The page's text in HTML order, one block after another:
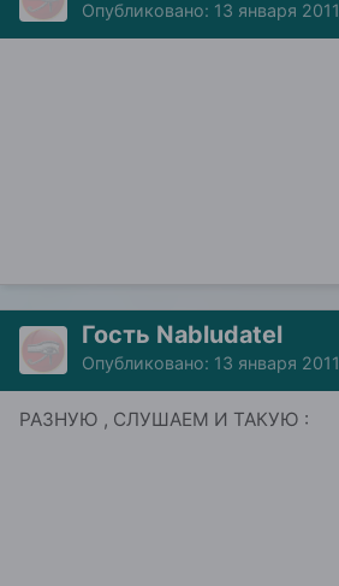
Опубликовано: 13 января 2011
Гость Nabludatel
Опубликовано: 13 января 2011
РАЗНУЮ , СЛУШАЕМ И ТАКУЮ :